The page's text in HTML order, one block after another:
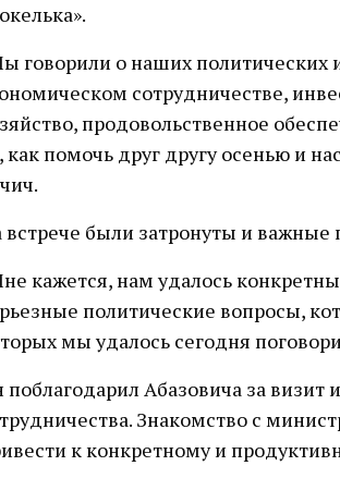
говорили о наших политических
сотрудничестве,
продовольственное
как помочь друг другу осенью и
встрече были затронуты и важные
кажется, нам удалось
политические вопросы,
мы удалось сегодня
поблагодарил Абазовича за визит
Знакомство с
к конкретному и